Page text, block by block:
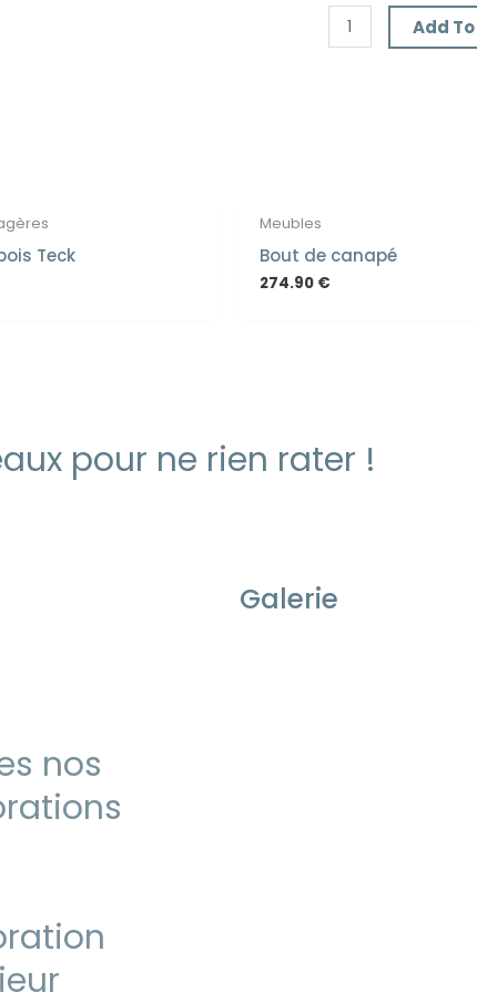
Add
Teck
Meubles
Bout de canapé
274.90 €
pour ne rien rater !
nos
Galerie